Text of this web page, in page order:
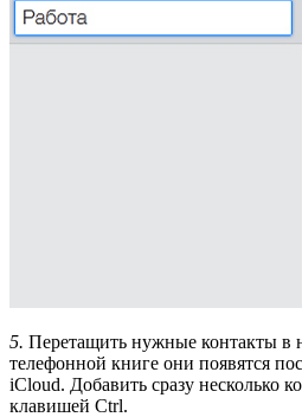
5. Перетащить нужные контакты в
телефонной книге они появятся
iCloud. Добавить сразу несколько
клавишей Ctrl.